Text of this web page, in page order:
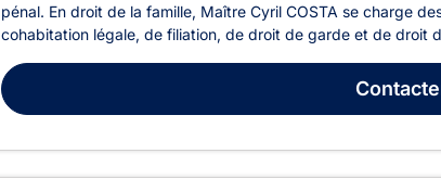
pénal. En droit de la famille, Maître Cyril COSTA se charge
cohabitation légale, de filiation, de droit de garde et de droit